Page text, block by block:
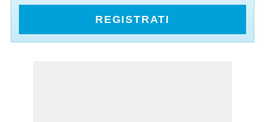
REGISTRATI